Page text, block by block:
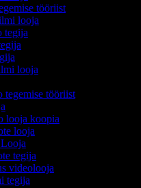
tööriist
looja
tegija
looja
tegemise tööriist
looja koopia
looja
tegija
videolooja
tegija